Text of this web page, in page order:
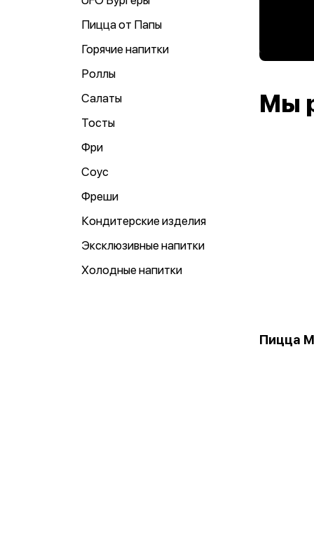
Пицца от Папы
Горячие напитки
Роллы
Салаты
Тосты
Фри
Соус
Фреши
Кондитерские изделия
Эксклюзивные напитки
Холодные напитки
Мы
Пицца